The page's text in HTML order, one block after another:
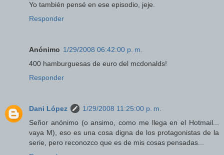
Yo también pensé en ese episodio, jeje.
Responder
Anónimo 1/29/2008 06:42:00 p. m.
400 hamburguesas de euro del mcdonalds!
Responder
Dani López
1/29/2008 11:25:00 p. m.
Señor anónimo (o ansimo, como me llega en el Hotmail...
vaya M), eso es una cosa digna de los protagonistas de la
serie, pero reconozco que es de mis cosas pensadas...